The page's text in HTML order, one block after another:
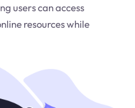
users can access
resources while